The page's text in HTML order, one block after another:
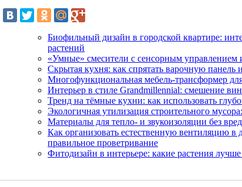
Биофильный дизайн в городской квартире:
растений
«Умные» смесители с сенсорным управлением
Скрытая кухня: как спрятать варочную
Многофункциональная мебель-трансформер
Интерьер в стиле Grandmillennial: смешение
Тренд на тёмные кухни: как использовать
Экологичная утилизация строительного
Материалы для тепло- и звукоизоляции без
Как организовать естественную вентиляцию
правильное проветривание
Фитодизайн в интерьере: какие растения